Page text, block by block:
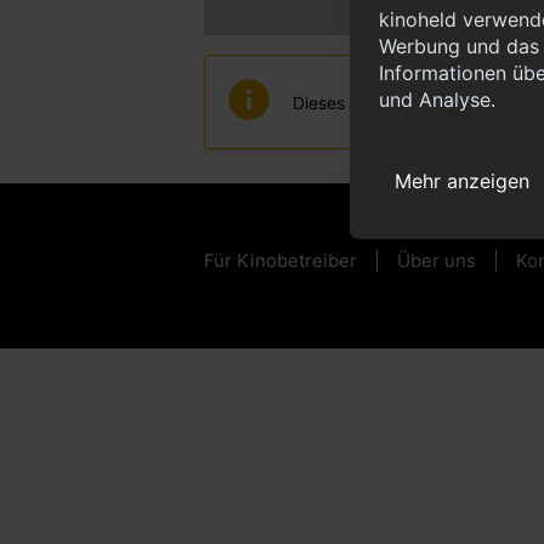
kinoheld
Werbung und
Informationen
und Analyse.
Mehr anzeigen
Dieses Kino ist über kinoheld
Für Kinobetreiber Über uns